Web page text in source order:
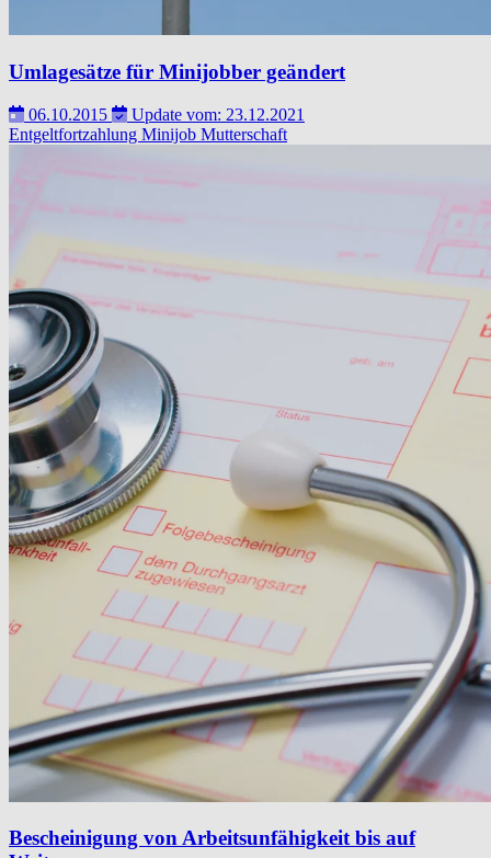
Umlagesätze für Minijobber geändert
06.10.2015
Update vom: 23.12.2021
Entgeltfortzahlung Minijob Mutterschaft
Bescheinigung von Arbeitsunfähigkeit bis auf